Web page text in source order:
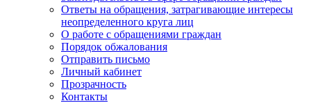
Ответы на обращения, затрагивающие интересы
неопределенного круга лиц
О работе с обращениями граждан
Порядок обжалования
Отправить письмо
Личный кабинет
Прозрачность
Контакты